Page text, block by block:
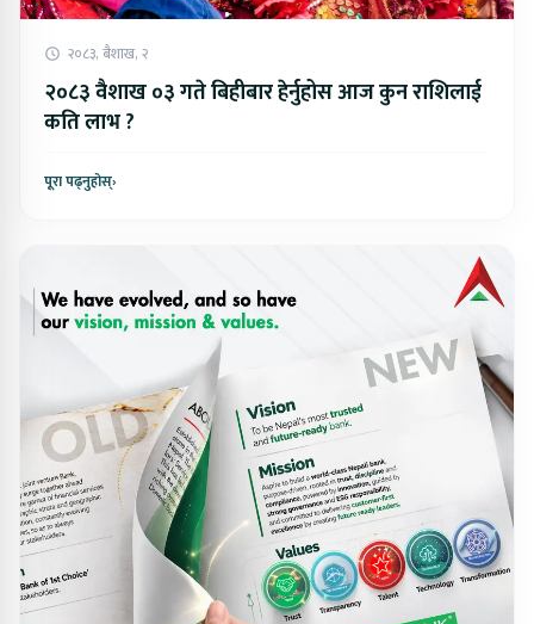
२०८३, बैशाख, २
२०८३ वैशाख ०३ गते बिहीबार हेर्नुहोस आज कुन राशिलाई
कति लाभ ?
पूरा पढ्नुहोस्›